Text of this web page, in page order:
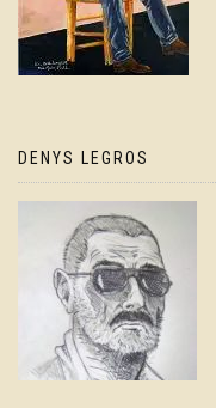
DENYS LEGROS